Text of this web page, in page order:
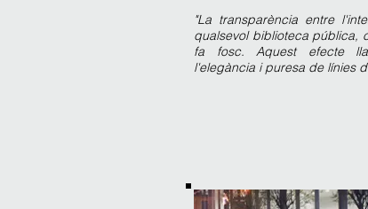
"La transparència entre
qualsevol biblioteca pública,
fa fosc. Aquest efecte
l'elegància i puresa de línies